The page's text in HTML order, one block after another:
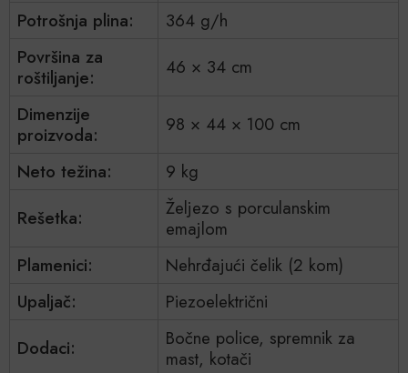
Potrošnja plina:
364 g/h
Površina za
roštiljanje:
46 × 34 cm
Dimenzije
proizvoda:
98 × 44 × 100 cm
Neto težina:
9 kg
Rešetka:
Željezo s porculanskim
emajlom
Plamenici:
Nehrđajući čelik (2 kom)
Upaljač:
Piezoelektrični
Dodaci:
Bočne police, spremnik za
mast, kotači